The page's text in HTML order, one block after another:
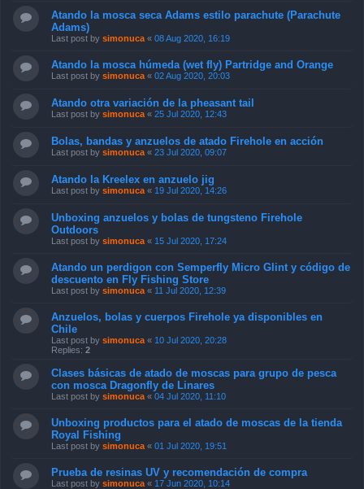
Atando la mosca seca Adams estilo parachute (Parachute
Adams)
Last post by simonuca « 08 Aug 2020, 16:19
Atando la mosca húmeda (wet fly) Partridge and Orange
Last post by simonuca « 02 Aug 2020, 20:03
Atando otra variación de la pheasant tail
Last post by simonuca « 25 Jul 2020, 12:43
Bolas, bandas y anzuelos de atado Firehole en acción
Last post by simonuca « 23 Jul 2020, 09:07
Atando la Kreelex en anzuelo jig
Last post by simonuca « 19 Jul 2020, 14:26
Unboxing anzuelos y bolas de tungsteno Firehole
Outdoors
Last post by simonuca « 15 Jul 2020, 17:24
Atando un perdigon con Semperfly Micro Glint y código de
descuento en Fly Fishing Store
Last post by simonuca « 11 Jul 2020, 12:39
Anzuelos, bolas y cuerpos Firehole ya disponibles en
Chile
Last post by simonuca « 10 Jul 2020, 20:28
Replies: 2
Clases básicas de atado de moscas para grupo de pesca
con mosca Dragonfly de Linares
Last post by simonuca « 04 Jul 2020, 11:10
Unboxing productos para el atado de moscas de la tienda
Royal Fishing
Last post by simonuca « 01 Jul 2020, 19:51
Prueba de resinas UV y recomendación de compra
Last post by simonuca « 17 Jun 2020, 10:14